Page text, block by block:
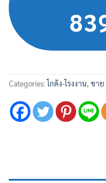
Categories:โกดัง-โรงงาน, ขาย